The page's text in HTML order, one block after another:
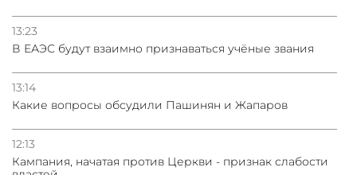
13:23
В ЕАЭС будут взаимно признаваться учёные звания
13:14
Какие вопросы обсудили Пашинян и Жапаров
12:13
Кампания, начатая против Церкви - признак слабости